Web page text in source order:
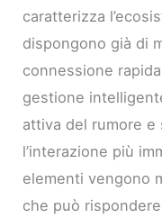
caratterizza
dispongono già di
connessione
gestione
attiva del rumore
l’interazione più
elementi vengono
che può